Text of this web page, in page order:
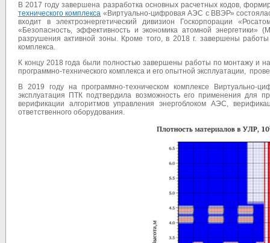
В 2017 году завершена разработка основных расчетных кодов,
технического комплекса «Виртуально-цифровая АЭС с ВВЭР»
входит в электроэнергетический дивизион Госкорпорации
«Безопасность, эффективность и экономика атомной энергетики»
разрушения активной зоны. Кроме того, в 2018 г. завершены
комплекса.
К концу 2018 года были полностью завершены работы по монтажу и
программно-технического комплекса и его опытной эксплуатации,
В 2019 году на программно-техническом комплексе
эксплуатация ПТК подтвердила возможность его применения для
верификации алгоритмов управления энергоблоком АЭС,
ответственного оборудования.